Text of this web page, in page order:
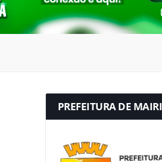
PREFEITURA DE MAIRI